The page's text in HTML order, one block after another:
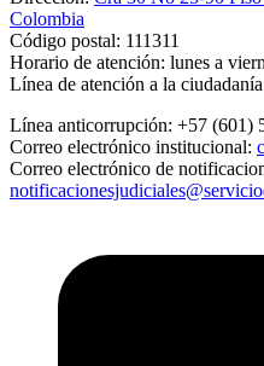
Colombia
Código postal: 111311
Horario de atención: lunes a
Línea de atención a la
Línea anticorrupción: +57 (601)
Correo electrónico institucional:
Correo electrónico de